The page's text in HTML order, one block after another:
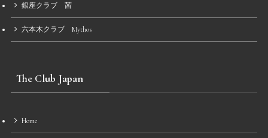
銀座クラブ 茜
六本木クラブ Mythos
The Club Japan
Home